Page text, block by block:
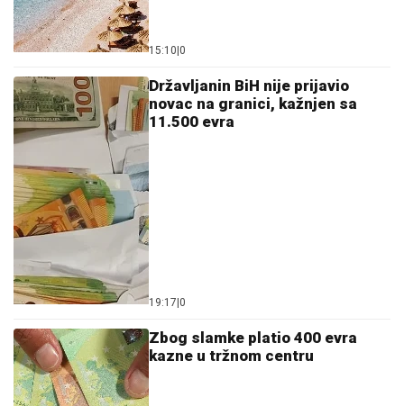
15:10 0
Državljanin BiH nije prijavio
novac na granici, kažnjen sa
11.500 evra
19:17 0
Zbog slamke platio 400 evra
kazne u tržnom centru